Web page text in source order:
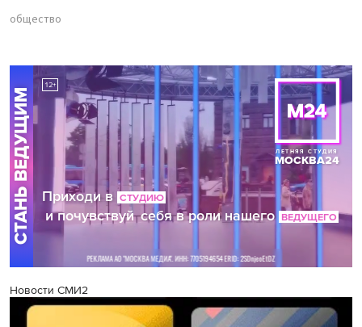
общество
Новости СМИ2